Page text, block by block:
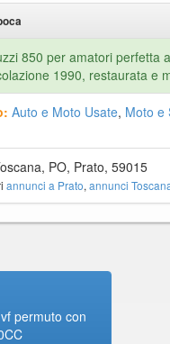
850 per amatori perfetta
1990, restaurata e
Auto e Moto Usate, Moto e
PO, Prato, 59015
annunci a Prato, annunci
permuto con